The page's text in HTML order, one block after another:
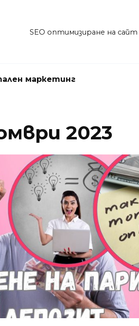
SEO оптимизиране на сайт
маркетинг
2023